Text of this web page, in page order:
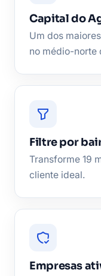
Capital do
Um dos
no médio-norte
Filtre por
Transforme 19
cliente ideal.
Empresas